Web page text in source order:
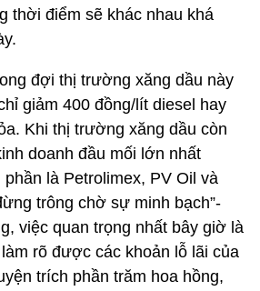
thời điểm sẽ khác nhau khá
đợi thị trường xăng dầu này
giảm 400 đồng/lít diesel hay
Khi thị trường xăng dầu còn
doanh đầu mối lớn nhất
là Petrolimex, PV Oil và
trông chờ sự minh bạch”-
việc quan trọng nhất bây giờ là
rõ được các khoản lỗ lãi của
trích phần trăm hoa hồng,